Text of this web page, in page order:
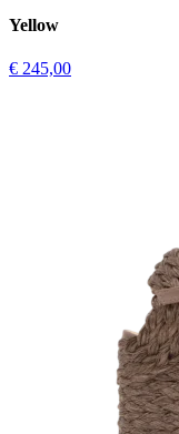
Yellow
€ 245,00